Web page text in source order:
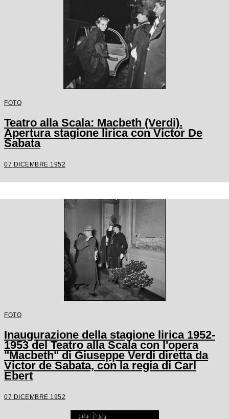
FOTO
Teatro alla Scala: Macbeth (Verdi).
Apertura stagione lirica con Victor De
Sabata
07 DICEMBRE 1952
FOTO
Inaugurazione della stagione lirica 1952-
1953 del Teatro alla Scala con l'opera
"Macbeth" di Giuseppe Verdi diretta da
Victor de Sabata, con la regia di Carl
Ebert
07 DICEMBRE 1952